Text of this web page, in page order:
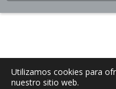
Utilizamos cookies para
nuestro sitio web.